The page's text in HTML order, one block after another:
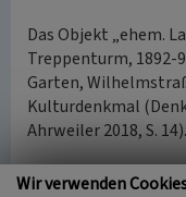
Das Objekt „ehem.
Treppenturm, 1892-
Garten,
Kulturdenkmal
Ahrweiler 2018, S. 14).
(Simone Jakobi,
Wir verwenden